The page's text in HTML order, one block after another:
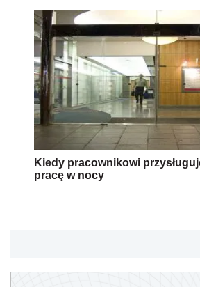
Kiedy pracownikowi
pracę w nocy